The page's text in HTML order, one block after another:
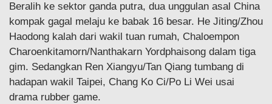
Beralih ke sektor ganda putra, dua unggulan asal China
kompak gagal melaju ke babak 16 besar. He Jiting/Zhou
Haodong kalah dari wakil tuan rumah, Chaloempon
Charoenkitamorn/Nanthakarn Yordphaisong dalam tiga
gim. Sedangkan Ren Xiangyu/Tan Qiang tumbang di
hadapan wakil Taipei, Chang Ko Ci/Po Li Wei usai
drama rubber game.